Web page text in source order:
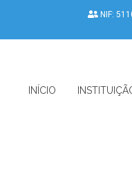
NIF:
INÍCIO